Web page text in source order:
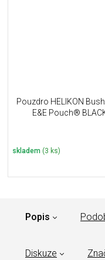
Pouzdro HELIKON
E&E Pouch®
skladem (3 ks)
Popis
Diskuze